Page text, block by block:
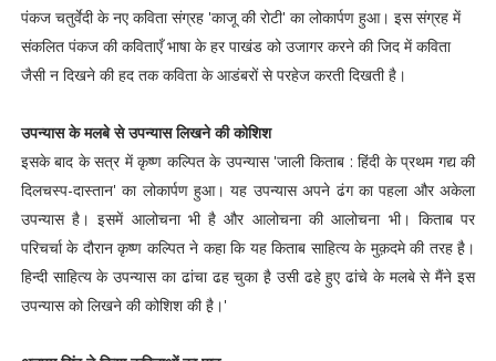
पंकज चतुर्वेदी के नए कविता संग्रह 'काजू की रोटी' का लोकार्पण हुआ। इस संग्रह में
संकलित पंकज की कविताएँ भाषा के हर पाखंड को उजागर करने की जिद में कविता
जैसी न दिखने की हद तक कविता के आडंबरों से परहेज करती दिखती है।
उपन्यास के मलबे से उपन्यास लिखने की कोशिश
इसके बाद के सत्र में कृष्ण कल्पित के उपन्यास 'जाली किताब : हिंदी के प्रथम गद्य की
दिलचस्प-दास्तान' का लोकार्पण हुआ। यह उपन्यास अपने ढंग का पहला और अकेला
उपन्यास है। इसमें आलोचना भी है और आलोचना की आलोचना भी। किताब पर
परिचर्चा के दौरान कृष्ण कल्पित ने कहा कि यह किताब साहित्य के मुक़दमे की तरह है़।
हिन्दी साहित्य के उपन्यास का ढांचा ढह चुका है़ उसी ढहे हुए ढांचे के मलबे से मैंने इस
उपन्यास को लिखने की कोशिश की है़।'